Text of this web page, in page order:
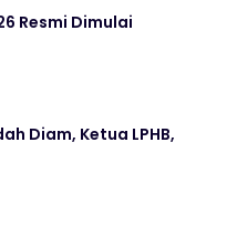
Resmi Dimulai
Diam, Ketua LPHB,